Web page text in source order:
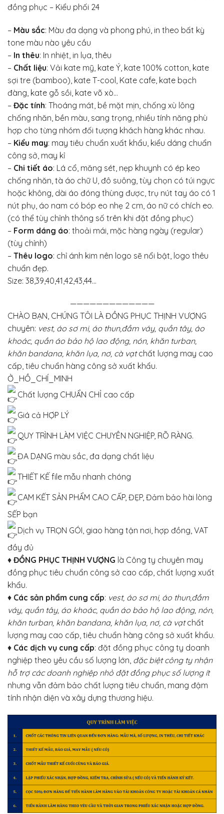
đồng phục – Kiểu phối 24
– Màu sắc: Màu đa dạng và phong phú, in theo bất kỳ
tone màu nào yêu cầu
– In thêu: In nhiệt, in lụa, thêu
– Chất liệu: Vải kate mỹ, kate Ý, kate 100% cotton, kate
sợi tre (bamboo), kate T-cool, Kate cafe, kate bạch
đàng, kate gỗ sồi, kate võ xò…
– Đặc tính: Thoáng mát, bề mặt mịn, chống xù lông
chống nhăn, bền màu, sang trọng, nhiều tính năng phù
hợp cho từng nhóm đối tượng khách hàng khác nhau.
– Kiểu may: may tiêu chuẩn xuất khẩu, kiểu dáng chuẩn
công sở, may kỉ
– Chi tiết áo: Lá cổ, măng sét, nẹp khuynh có ép keo
chống nhăn, tà áo chữ U, đô suông, tùy chọn có túi ngực
hoặc không, dài áo đóng thùng được, trụ nút tay áo có 1
nút phụ, áo nam có bóp eo nhẹ 2 cm, áo nữ có chích eo.
(có thể tùy chỉnh thông số trên khi đặt đồng phục)
– Form dáng áo: thoải mái, mặc hàng ngày (regular)
(tùy chỉnh)
– Thêu logo: chỉ ánh kim nên logo sẽ nổi bật, logo thêu
chuẩn đẹp.
Size: 38,39,40,41,42,43,44…
—————————————
CHÀO BẠN, CHÚNG TÔI LÀ ĐỒNG PHỤC THỊNH VƯỢNG
chuyên: vest, áo sơ mi, áo thun,đầm váy, quần tây, áo
khoác, quần áo bảo hộ lao động, nón, khăn turban,
khăn bandana, khăn lụa, nơ, cà vạtchất lượng may cao
cấp, tiêu chuẩn hàng công sở xuất khẩu.
Ở_HỒ_CHÍ_MINH
Chất lượng CHUẨN CHỈ cao cấp
Giá cả HỢP LÝ
QUY TRÌNH LÀM VIỆC CHUYÊN NGHIỆP, RÕ RÀNG.
ĐA DẠNG màu sắc, đa dạng chất liệu
THIẾT KẾ file mẫu nhanh chóng
CAM KẾT SẢN PHẨM CAO CẤP, ĐẸP, Đảm bảo hài lòng
SẾP bạn
Dịch vụ TRỌN GÓI, giao hàng tận nơi, hợp đồng, VAT
đầy đủ
♦ ĐỒNG PHỤC THỊNH VƯỢNG là Công ty chuyên may
đồng phục tiêu chuẩn công sở cao cấp, chất lượng xuất
khẩu.
♦ Các sản phẩm cung cấp: vest, áo sơ mi, áo thun,đầm
váy, quần tây, áo khoác, quần áo bảo hộ lao động, nón,
khăn turban, khăn bandana, khăn lụa, nơ, cà vạtchất
lượng may cao cấp, tiêu chuẩn hàng công sở xuất khẩu.
♦ Các dịch vụ cung cấp: đặt đồng phục công ty doanh
nghiệp theo yêu cầu số lượng lớn, đặc biệt công ty nhận
hỗ trợ các doanh nghiệp nhỏ đặt đồng phục số lượng ít
nhưng vẫn đảm bảo chất lượng tiêu chuẩn, mang đậm
tính nhận diện và xây dựng thương hiệu.